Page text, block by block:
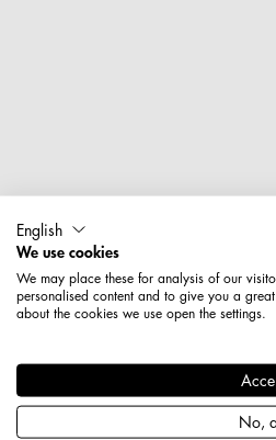
English
We use cookies
We may place these for analysis of our
personalised content and to give you a
about the cookies we use open the settings.
No,